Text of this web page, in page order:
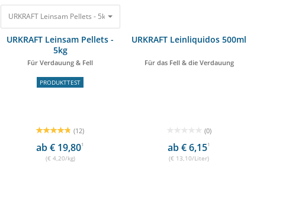
URKRAFT Leinsam Pellets - 5kg Für Verdauung & Fell 21,00 €
URKRAFT Leinsam Pellets -
5kg
Für Verdauung & Fell
PRODUKTTEST
(12)
ab € 19,801
(€ 4,20/kg)
URKRAFT Leinliquidos 500ml
Für das Fell & die Verdauung
(0)
ab € 6,151
(€ 13,10/Liter)